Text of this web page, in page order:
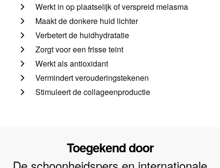
Werkt in op plaatselijk of verspreid melasma
Maakt de donkere huid lichter
Verbetert de huidhydratatie
Zorgt voor een frisse teint
Werkt als antioxidant
Vermindert verouderingstekenen
Stimuleert de collageenproductie
Toegekend door